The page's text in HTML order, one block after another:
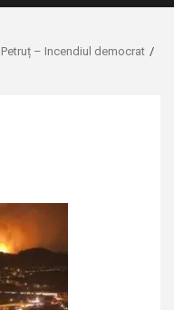
– Incendiul democrat